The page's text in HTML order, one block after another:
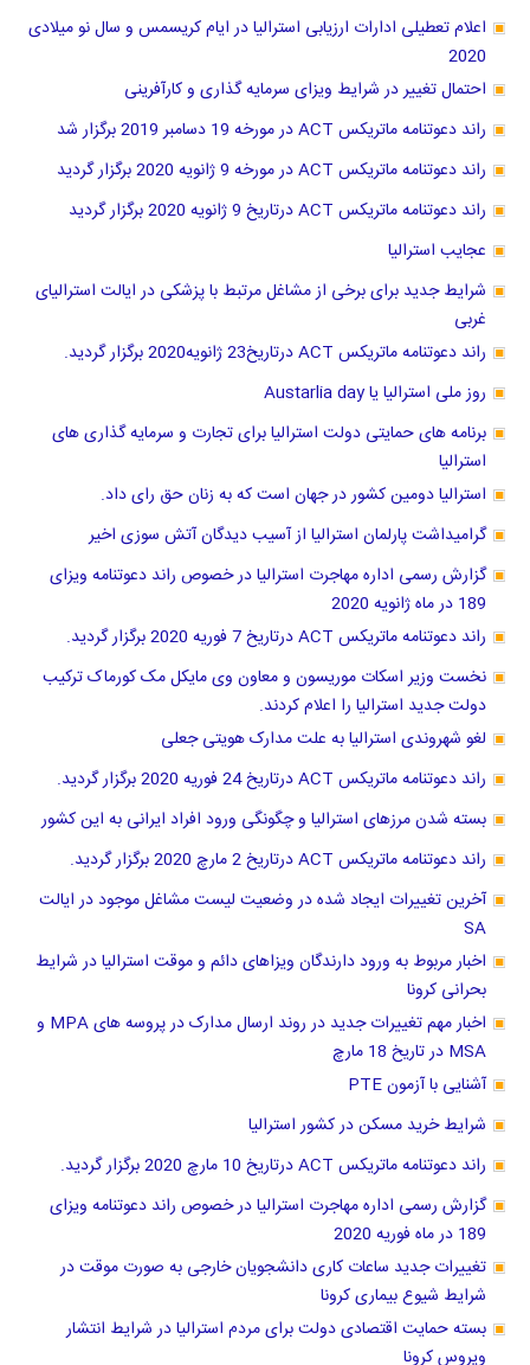
اعلام تعطیلی ادارات ارزیابی استرالیا در ایام کریسمس و سال نو میلادی
2020
احتمال تغییر در شرایط ویزای سرمایه گذاری و کارآفرینی
راند دعوتنامه ماتریکس ACT در مورخه 19 دسامبر 2019 برگزار شد
راند دعوتنامه ماتریکس ACT در مورخه 9 ژانویه 2020 برگزار گردید
راند دعوتنامه ماتریکس ACT درتاریخ 9 ژانویه 2020 برگزار گردید
عجایب استرالیا
شرایط جدید برای برخی از مشاغل مرتبط با پزشکی در ایالت استرالیای
غربی
راند دعوتنامه ماتریکس ACT درتاریخ23 ژانویه2020 برگزار گردید.
روز ملی استرالیا یا Austarlia day
برنامه های حمایتی دولت استرالیا برای تجارت و سرمایه گذاری های
استرالیا
استرالیا دومین کشور در جهان است که به زنان حق رای داد.
گرامیداشت پارلمان استرالیا از آسیب دیدگان آتش سوزی اخیر
گزارش رسمی اداره مهاجرت استرالیا در خصوص راند دعوتنامه ویزای
189 در ماه ژانویه 2020
راند دعوتنامه ماتریکس ACT درتاریخ 7 فوریه 2020 برگزار گردید.
نخست وزیر اسکات موریسون و معاون وی مایکل مک کورماک ترکیب
دولت جدید استرالیا را اعلام کردند.
لغو شهروندی استرالیا به علت مدارک هویتی جعلی
راند دعوتنامه ماتریکس ACT درتاریخ 24 فوریه 2020 برگزار گردید.
بسته شدن مرزهای استرالیا و چگونگی ورود افراد ایرانی به این کشور
راند دعوتنامه ماتریکس ACT درتاریخ 2 مارچ 2020 برگزار گردید.
آخرین تغییرات ایجاد شده در وضعیت لیست مشاغل موجود در ایالت
SA
اخبار مربوط به ورود دارندگان ویزاهای دائم و موقت استرالیا در شرایط
بحرانی کرونا
اخبار مهم تغییرات جدید در روند ارسال مدارک در پروسه های MPA و
MSA در تاریخ 18 مارچ
آشنایی با آزمون PTE
شرایط خرید مسکن در کشور استرالیا
راند دعوتنامه ماتریکس ACT درتاریخ 10 مارچ 2020 برگزار گردید.
گزارش رسمی اداره مهاجرت استرالیا در خصوص راند دعوتنامه ویزای
189 در ماه فوریه 2020
تغییرات جدید ساعات کاری دانشجویان خارجی به صورت موقت در
شرایط شیوع بیماری کرونا
بسته حمایت اقتصادی دولت برای مردم استرالیا در شرایط انتشار
ویروس کرونا